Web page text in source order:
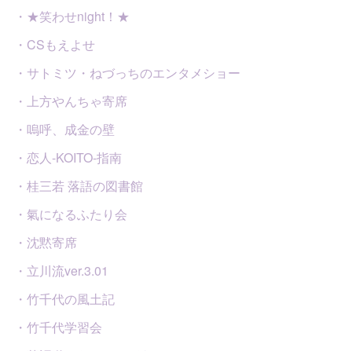
・★笑わせnight！★
・CSもえよせ
・サトミツ・ねづっちのエンタメショー
・上方やんちゃ寄席
・嗚呼、成金の壁
・恋人-KOITO-指南
・桂三若 落語の図書館
・氣になるふたり会
・沈黙寄席
・立川流ver.3.01
・竹千代の風土記
・竹千代学習会